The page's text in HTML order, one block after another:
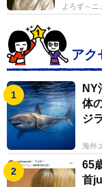
よろず～ニ
アク
NY
体
ジ
海外
65
首